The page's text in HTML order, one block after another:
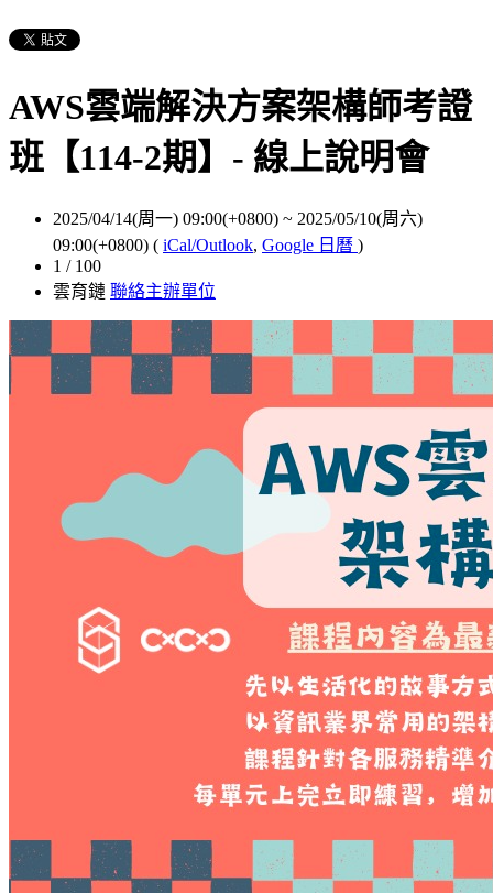
AWS雲端解決方案架構師考證
班【114-2期】- 線上說明會
2025/04/14(周一) 09:00(+0800) ~ 2025/05/10(周六)
09:00(+0800) ( iCal/Outlook, Google 日曆 )
1 / 100
雲育鏈 聯絡主辦單位